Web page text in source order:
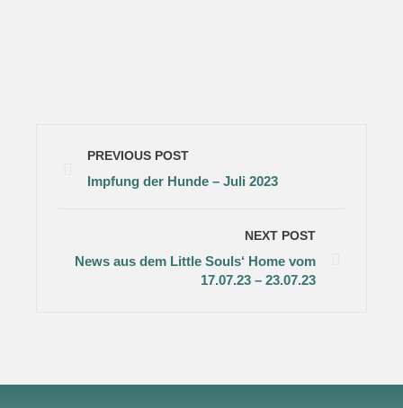
PREVIOUS POST
Impfung der Hunde – Juli 2023
NEXT POST
News aus dem Little Souls‘ Home vom
17.07.23 – 23.07.23